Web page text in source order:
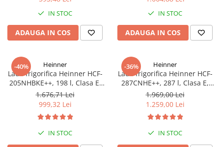
Ventuze cu brate pentru transport
Masini de spalat rufe cu uscator
Uscatoare de rufe
Masini de facut paine
incorporabile
Seturi oale
SANDWICH MAKER
Storcatoare de fructe
Scurgerilor de Gaze, Panou de
Control Lateral
IN STOC
ADAUGA IN COS
IN STOC
ADAUGA IN COS
-40% Heinner
Lada frigorifica Heinner HCF-
205NHBKE++, 198 l, Clasa E,
Compresor inverter, Display
waterproof, Negru
1.676,71 Lei
999,32 Lei
IN STOC
-36% Heinner
Lada frigorifica Heinner HCF-
287CNHE++, 287 l, Clasa E,
Compresor inverter, Iluminare
LED, Functionalitate frigider,
Alb
1.969,00 Lei
1.259,00 Lei
IN STOC